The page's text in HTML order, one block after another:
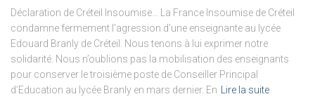
Déclaration de Créteil Insoumise… La France Insoumise de Créteil
condamne fermement l’agression d’une enseignante au lycée
Edouard Branly de Créteil. Nous tenons à lui exprimer notre
solidarité. Nous n’oublions pas la mobilisation des enseignants
pour conserver le troisième poste de Conseiller Principal
d’Education au lycée Branly en mars dernier. En Lire la suite